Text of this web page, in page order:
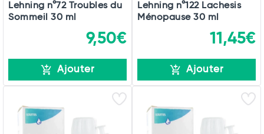
Lehning n°72 Troubles du
Sommeil 30 ml
9,50€
Ajouter
Lehning n°122 Lachesis
Ménopause 30 ml
11,45€
Ajouter